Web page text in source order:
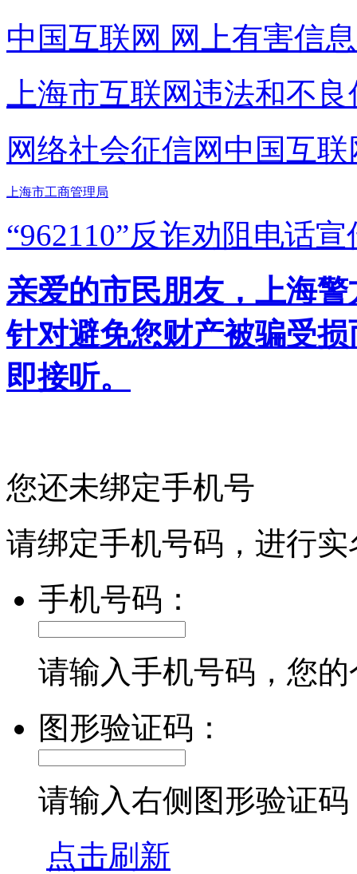
中国互联网 网上有害信
上海市互联网违法和不
网络社会征信网 中国互
上海市工商管理局
“962110”反诈劝阻电话宣
亲爱的市民朋友，上海
针对避免您财产被骗受
即接听。
您还未绑定手机号
请绑定手机号码，进行
手机号码：
请输入手机号码，您
图形验证码：
请输入右侧图形验证码
点击刷新